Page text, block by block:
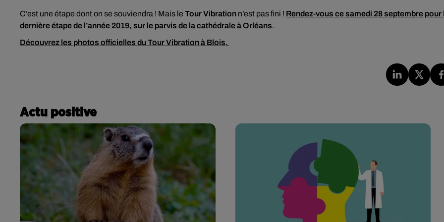
C’est une étape dont on se souviendra ! Mais le Tour Vibration n’est pas fini ! Rendez-vous ce samedi 28 septembre pour
dernière étape de l’année 2019, sur le parvis de la cathédrale à Orléans.
Découvrez les photos officielles du Tour Vibration à Blois.
Actu positive